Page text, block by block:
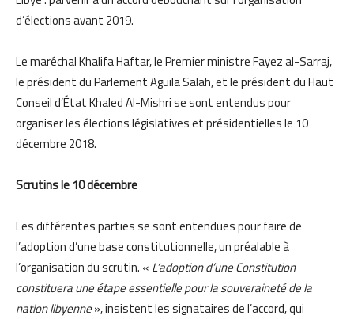
d’élections avant 2019.
Le maréchal Khalifa Haftar, le Premier ministre Fayez al-Sarraj,
le président du Parlement Aguila Salah, et le président du Haut
Conseil d’État Khaled Al-Mishri se sont entendus pour
organiser les élections législatives et présidentielles le 10
décembre 2018.
Scrutins le 10 décembre
Les différentes parties se sont entendues pour faire de
l’adoption d’une base constitutionnelle, un préalable à
l’organisation du scrutin. « L’adoption d’une Constitution
constituera une étape essentielle pour la souveraineté de la
nation libyenne», insistent les signataires de l’accord, qui